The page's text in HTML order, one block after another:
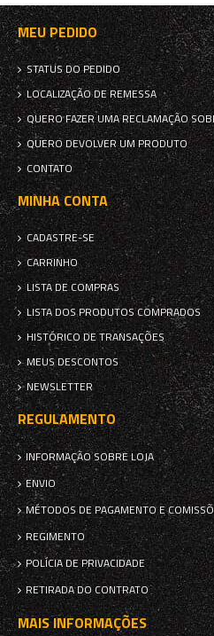
MEU PEDIDO
STATUS DO PEDIDO
LOCALIZAÇÃO DE REMESSA
QUERO FAZER UMA RECLAMAÇÃO
QUERO DEVOLVER UM PRODUTO
CONTATO
MINHA CONTA
CADASTRE-SE
CARRINHO
LISTA DE COMPRAS
LISTA DOS PRODUTOS COMPRADOS
HISTÓRICO DE TRANSAÇÕES
MEUS DESCONTOS
NEWSLETTER
REGULAMENTO
INFORMAÇÃO SOBRE LOJA
ENVIO
MÉTODOS DE PAGAMENTO E
REGIMENTO
POLÍCIA DE PRIVACIDADE
RETIRADA DO CONTRATO
MAIS INFORMAÇÕES